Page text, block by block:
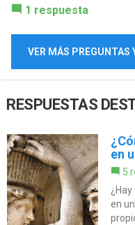
1 respuesta
VER MÁS PREGUNTAS
RESPUESTAS
en
5
en